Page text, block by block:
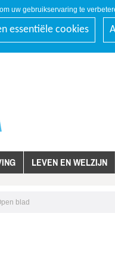
uw gebruikservaring te
essentiële cookies
LEVEN EN WELZIJN
blad